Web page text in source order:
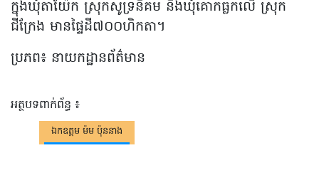
ក្នុងឃុំតាយ៉ែក ស្រុកសូទ្រនិគម និងឃុំគោកធ្លកលើ ស្រុក
ជីក្រែង មានផ្ទៃដី៧០០ហិកតា។
ប្រភព៖ នាយកដ្ឋានព័ត៌មាន
អត្ថបទពាក់ព័ន្ធ ៖
ឯកឧត្តម ម៉ម ប៉ុននាង